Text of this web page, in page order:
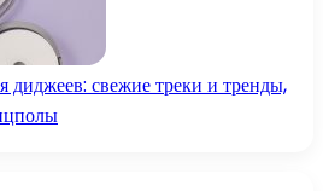
диджеев: свежие треки и тренды,